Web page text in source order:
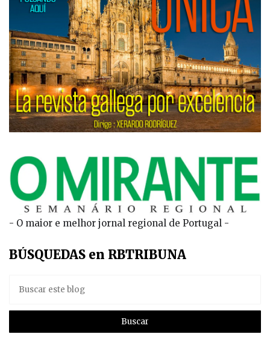
- O maior e melhor jornal regional de Portugal -
BÚSQUEDAS en RBTRIBUNA